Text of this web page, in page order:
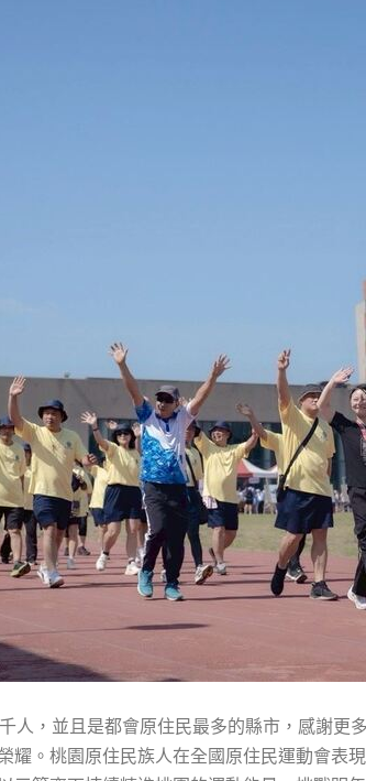
人，並且是都會原住民最多的縣市，感謝更
。桃園原住民族人在全國原住民運動會表